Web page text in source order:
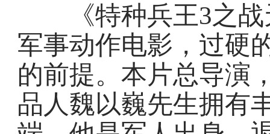
《特种兵王3之战
军事动作电影，过硬
的前提。本片总导演
品人魏以巍先生拥有